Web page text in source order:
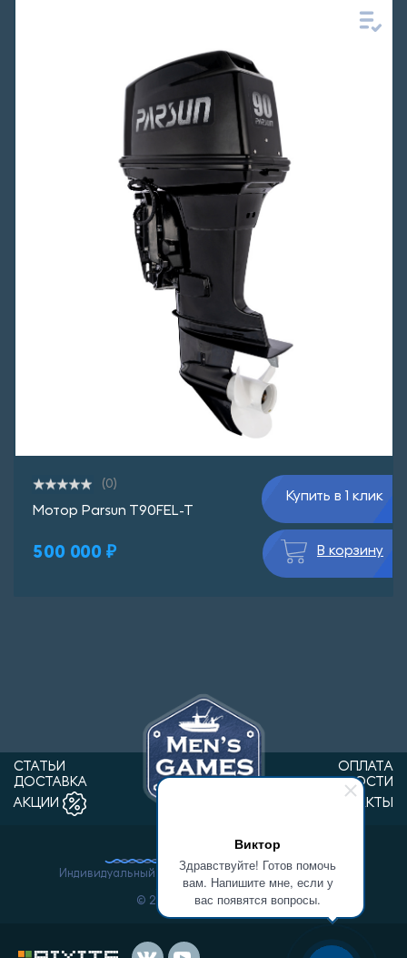
Виктор
Здравствуйте! Готов помочь
вам. Напишите мне, если у
вас появятся вопросы.
(0)
Мотор Parsun T90FEL-T
500 000 ₽
Купить в 1 клик
В корзину
СТАТЬИ
ОПЛАТА
ДОСТАВКА
НОВОСТИ
АКЦИИ
КОНТАКТЫ
Индивидуальный предприниматель Ванин Виктор
Александрович.
© 2026 «Men'sGames».